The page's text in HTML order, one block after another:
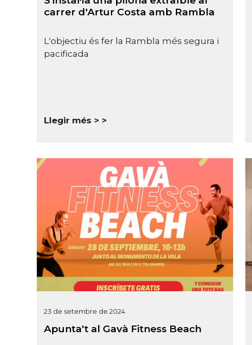
carrer d'Artur Costa amb Rambla
L'objectiu és fer la Rambla més segura i
pacificada
Llegir més >
23 de setembre de 2024
Apunta't al Gavà Fitness Beach